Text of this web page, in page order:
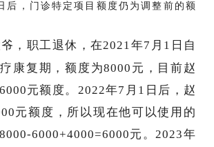
后，门诊特定项目额度仍为调整前的额
，职工退休，在2021年7月1日自
康复期，额度为8000元，目前赵
元额度。2022年7月1日后，赵
元额度，所以现在他可以使用的
6000+4000=6000元。2023年